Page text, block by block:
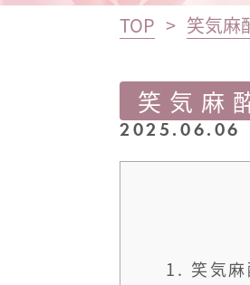
TOP 笑気麻
笑気麻
2025.06.06
1. 笑気